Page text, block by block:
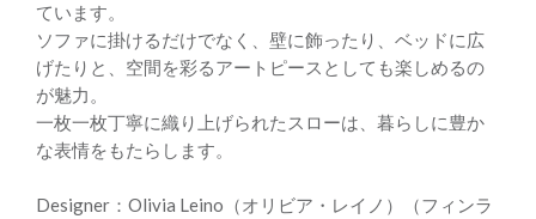
ています。
ソファに掛けるだけでなく、壁に飾ったり、ベッドに広
げたりと、空間を彩るアートピースとしても楽しめるの
が魅力。
一枚一枚丁寧に織り上げられたスローは、暮らしに豊か
な表情をもたらします。
Designer：Olivia Leino（オリビア・レイノ）（フィンラ